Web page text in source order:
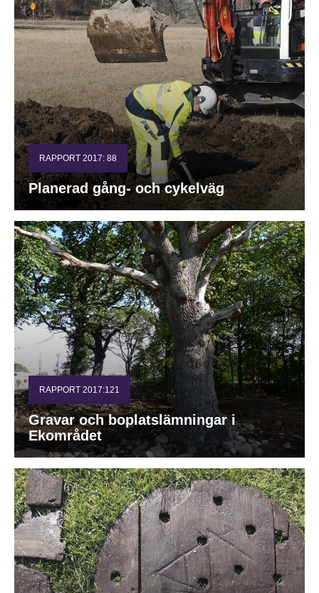
RAPPORT 2017: 88
Planerad gång- och cykelväg
RAPPORT 2017:121
Gravar och boplatslämningar i
Ekområdet